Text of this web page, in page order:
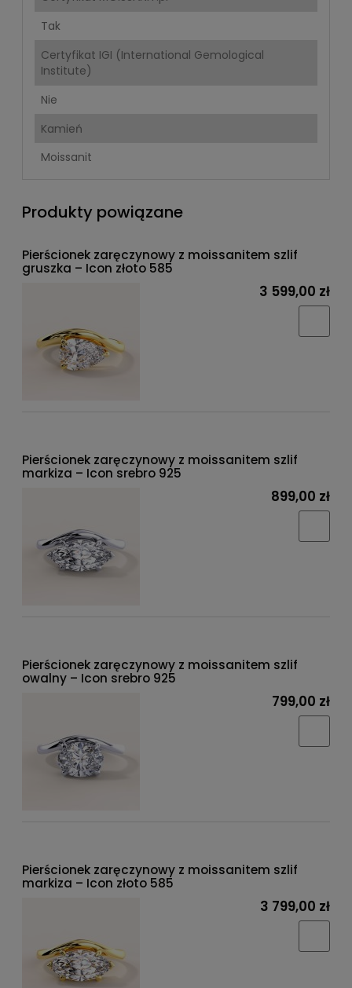
Tak
Certyfikat IGI (International Gemological
Institute)
Nie
Kamień
Moissanit
Produkty powiązane
Pierścionek zaręczynowy z moissanitem szlif
gruszka – Icon złoto 585
3 599,00 zł
Pierścionek zaręczynowy z moissanitem szlif
markiza – Icon srebro 925
899,00 zł
Pierścionek zaręczynowy z moissanitem szlif
owalny – Icon srebro 925
799,00 zł
Pierścionek zaręczynowy z moissanitem szlif
markiza – Icon złoto 585
3 799,00 zł